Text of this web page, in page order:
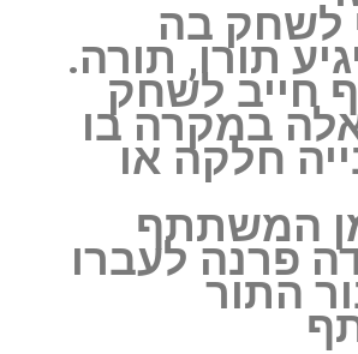
לשחק בה
תורו, תורה.
חייב לשחק
במקרה בו
חלקה או
המשתתף
פרנה לעברו
התור